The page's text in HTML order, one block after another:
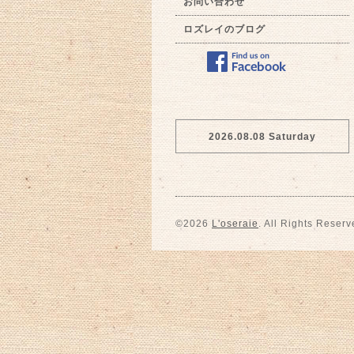
ロズレイのブログ
2026.08.08 Saturday
©2026 L'oseraie . All Rights